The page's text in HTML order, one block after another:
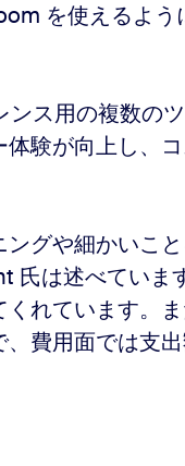
を使えるよう
ス用の複数の
験が向上し、
グや細かいこ
氏は述べていま
れています。
費用面では支